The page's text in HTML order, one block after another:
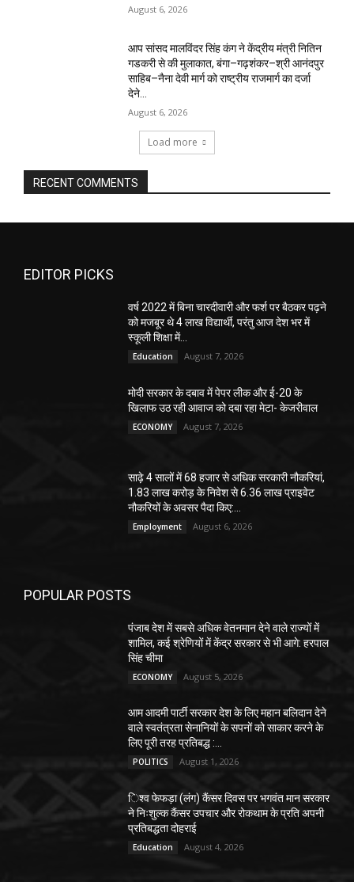
August 6, 2026
आप सांसद मालविंदर सिंह कंग ने केंद्रीय मंत्री नितिन
गडकरी से की मुलाकात, बंगा–गढ़शंकर–श्री आनंदपुर
साहिब–नैना देवी मार्ग को राष्ट्रीय राजमार्ग का दर्जा
देने...
August 6, 2026
Load more
RECENT COMMENTS
EDITOR PICKS
वर्ष 2022 में बिना चारदीवारी और फर्श पर बैठकर पढ़ने
को मजबूर थे 4 लाख विद्यार्थी, परंतु आज देश भर में
स्कूली शिक्षा में...
Education August 7, 2026
मोदी सरकार के दबाव में पेपर लीक और ई-20 के
खिलाफ उठ रही आवाज को दबा रहा मेटा- केजरीवाल
ECONOMY August 7, 2026
साढ़े 4 सालों में 68 हजार से अधिक सरकारी नौकरियां,
1.83 लाख करोड़ के निवेश से 6.36 लाख प्राइवेट
नौकरियों के अवसर पैदा किए:...
Employment August 6, 2026
POPULAR POSTS
पंजाब देश में सबसे अधिक वेतनमान देने वाले राज्यों में
शामिल, कई श्रेणियों में केंद्र सरकार से भी आगे: हरपाल
सिंह चीमा
ECONOMY August 5, 2026
आम आदमी पार्टी सरकार देश के लिए महान बलिदान देने
वाले स्वतंत्रता सेनानियों के सपनों को साकार करने के
लिए पूरी तरह प्रतिबद्ध :...
POLITICS August 1, 2026
िश्व फेफड़ा (लंग) कैंसर दिवस पर भगवंत मान सरकार
ने निःशुल्क कैंसर उपचार और रोकथाम के प्रति अपनी
प्रतिबद्धता दोहराई
Education August 4, 2026